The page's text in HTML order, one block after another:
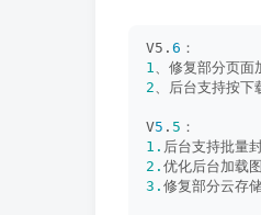
V5. 6 ：
1、修复部分页面
2、后台支持按下
V5 . 5 ：
1. 后台支持批量
2. 优化后台加载
3. 修复部分云存